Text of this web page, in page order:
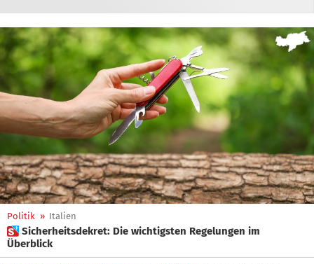
Politik » Italien
 Sicherheitsdekret: Die wichtigsten Regelungen im
Überblick